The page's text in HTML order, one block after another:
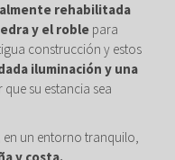
rehabilitada
y el roble para
construcción y estos
iluminación y una
su estancia sea
en un entorno tranquilo,